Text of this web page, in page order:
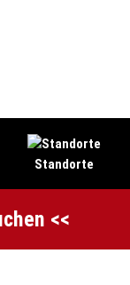
Standorte
<<